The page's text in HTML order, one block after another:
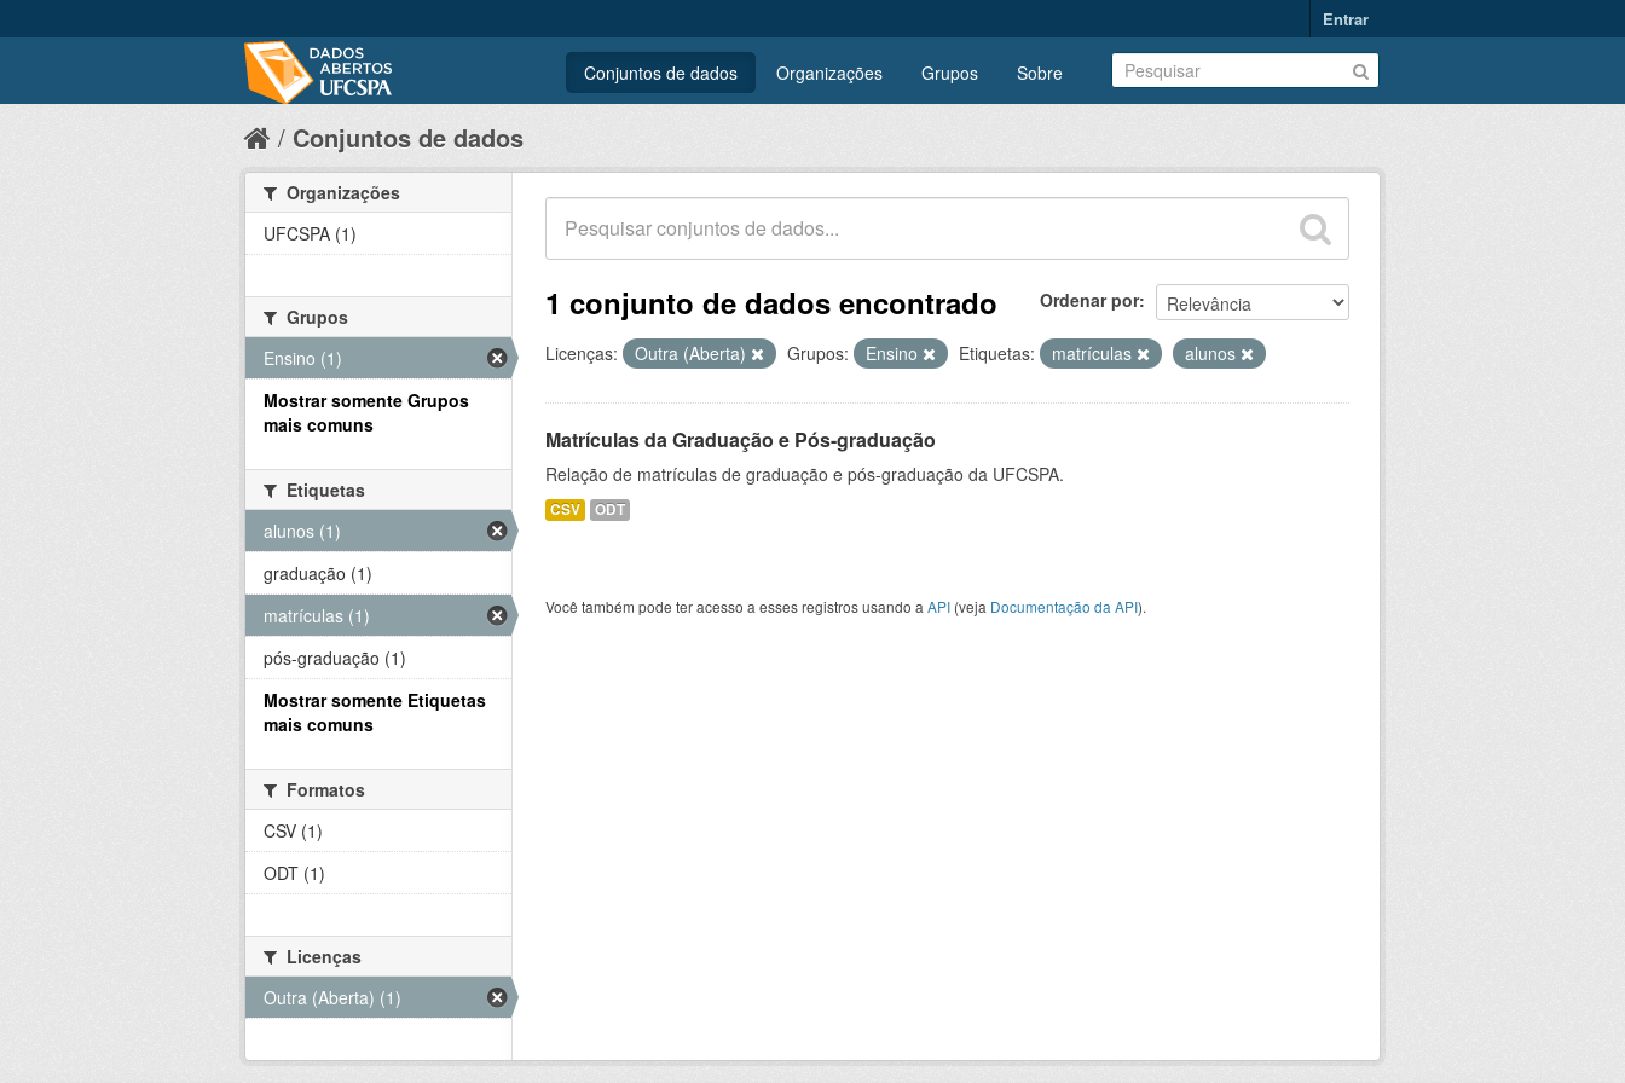
Entrar
Conjuntos de dados Organizações Grupos Sobre
Conjuntos de dados
Ordenar por
1 conjunto de dados encontrado
Licenças: Outra (Aberta) Grupos: Ensino Etiquetas: matrículas alunos
Matrículas da Graduação e Pós-graduação
Relação de matrículas de graduação e pós-graduação da UFCSPA.
CSV ODT
Você também pode ter acesso a esses registros usando a API (veja Documentação da API).
Organizações
UFCSPA (1)
Grupos
Ensino (1)
Mostrar somente Grupos
mais comuns
Etiquetas
alunos (1)
graduação (1)
matrículas (1)
pós-graduação (1)
Mostrar somente Etiquetas
mais comuns
Formatos
CSV (1)
ODT (1)
Licenças
Outra (Aberta) (1)